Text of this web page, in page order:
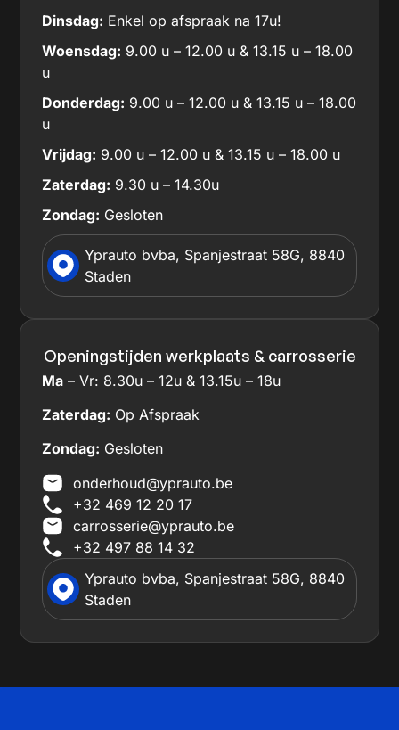
Dinsdag: Enkel op afspraak na 17u!
Woensdag: 9.00 u – 12.00 u & 13.15 u – 18.00
u
Donderdag: 9.00 u – 12.00 u & 13.15 u – 18.00
u
Vrijdag: 9.00 u – 12.00 u & 13.15 u – 18.00 u
Zaterdag: 9.30 u – 14.30u
Zondag: Gesloten
Yprauto bvba, Spanjestraat 58G, 8840
Staden
Openingstijden werkplaats & carrosserie
Ma – Vr: 8.30u – 12u & 13.15u – 18u
Zaterdag: Op Afspraak
Zondag: Gesloten
onderhoud@yprauto.be
+32 469 12 20 17
carrosserie@yprauto.be
+32 497 88 14 32
Yprauto bvba, Spanjestraat 58G, 8840
Staden